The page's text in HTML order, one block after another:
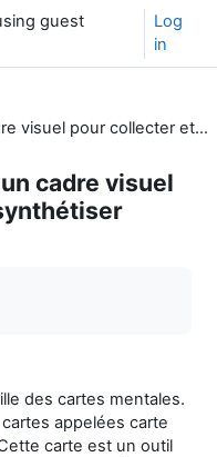
guest
Log
in
La carte à bulles : un cadre visuel pour collecter et synthétiser l'information
cadre visuel
des cartes mentales.
appelées carte
carte est un outil